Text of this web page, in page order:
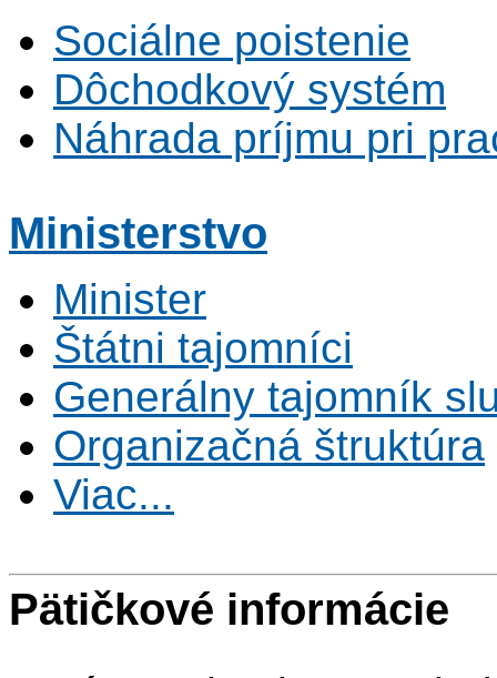
Sociálne poistenie
Dôchodkový systém
Náhrada príjmu pri
Ministerstvo
Minister
Štátni tajomníci
Generálny tajomník
Organizačná štruktúra
Viac...
Pätičkové informácie